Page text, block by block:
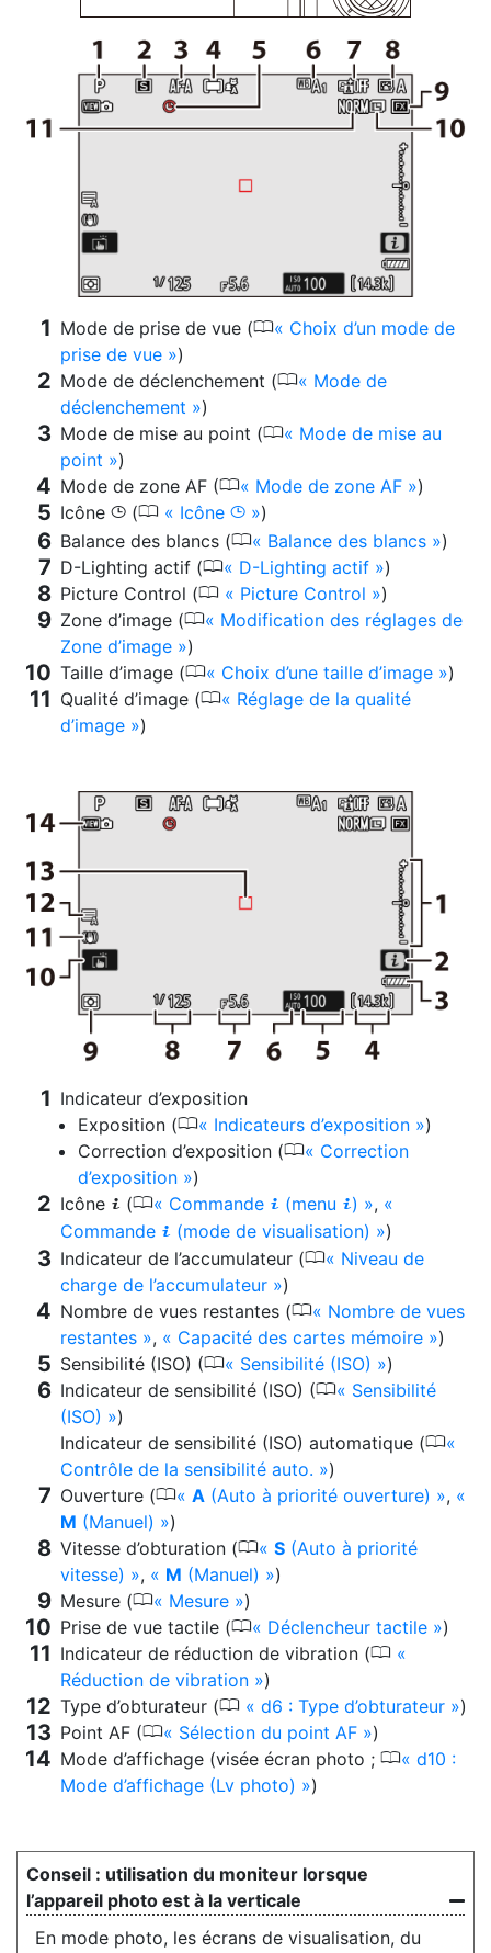
Mode de prise de vue (0
Choix d’un mode de
prise de vue
)
Mode de déclenchement (0
Mode de
déclenchement
)
Mode de mise au point (0
Mode de mise au
point
)
Mode de zone AF (0 Mode de zone AF
)
Icône g (0 Icône g
)
Balance des blancs (0 Balance des blancs
)
D-Lighting actif (0 D-Lighting actif
)
Picture Control (0 Picture Control
)
Zone d’image (0
Modification des réglages de
Zone d’image
)
Taille d’image (0 Choix d’une taille d’image
)
Qualité d’image (0
Réglage de la qualité
d’image
)
Indicateur d’exposition
Exposition (0 Indicateurs d’exposition
)
Correction d’exposition (0
Correction
d’exposition
)
Icône i (0 Commande i (menu i)
,
Commande i (mode de visualisation)
)
Indicateur de l’accumulateur (0
Niveau de
charge de l’accumulateur
)
Nombre de vues restantes (0
Nombre de vues
restantes
, Capacité des cartes mémoire
)
Sensibilité (ISO) (0 Sensibilité (ISO)
)
Indicateur de sensibilité (ISO) (0
Sensibilité
(ISO)
)
Indicateur de sensibilité (ISO) automatique (0
Contrôle de la sensibilité auto.
)
Ouverture (0 A (Auto à priorité ouverture)
,
M (Manuel)
)
Vitesse d’obturation (0 S (Auto à priorité
vitesse)
, M (Manuel)
)
Mesure (0 Mesure
)
Prise de vue tactile (0 Déclencheur tactile
)
Indicateur de réduction de vibration (0
Réduction de vibration
)
Type d’obturateur (0 d6 : Type d’obturateur
)
Point AF (0 Sélection du point AF
)
Mode d’affichage (visée écran photo ; 0
d10 :
Mode d’affichage (Lv photo)
)
utilisation du moniteur lorsque
l’appareil photo est à la verticale
En mode photo, les écrans de visualisation, du